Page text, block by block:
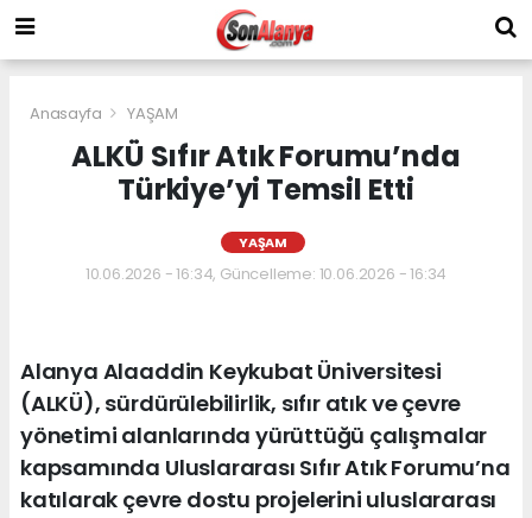
Anasayfa YAŞAM
ALKÜ Sıfır Atık Forumu’nda
Türkiye’yi Temsil Etti
YAŞAM
10.06.2026 - 16:34, Güncelleme: 10.06.2026 - 16:34
Alanya Alaaddin Keykubat Üniversitesi
(ALKÜ), sürdürülebilirlik, sıfır atık ve çevre
yönetimi alanlarında yürüttüğü çalışmalar
kapsamında Uluslararası Sıfır Atık Forumu’na
katılarak çevre dostu projelerini uluslararası